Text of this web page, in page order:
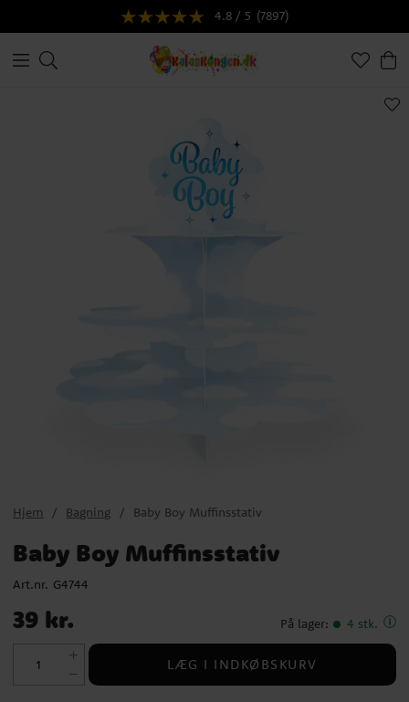
4.8 / 5 (7897)
Hjem Bagning Baby Boy Muffinsstativ
Baby Boy Muffinsstativ
Art.nr. G4744
Pris: 39 kr.
39 kr. På lager: 4 stk.
LÆG I INDKØBSKURV